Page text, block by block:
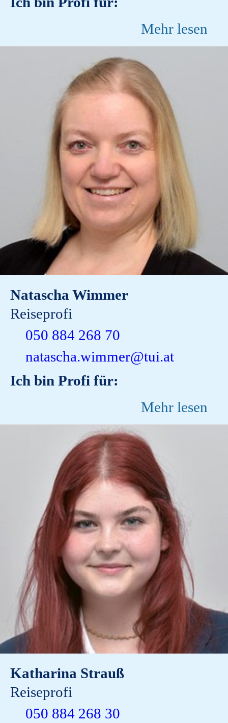
Mehr lesen
Natascha Wimmer
Reiseprofi
050 884 268 70
natascha.wimmer@tui.at
Ich bin Profi für:
Mehr lesen
Katharina Strauß
Reiseprofi
050 884 268 30